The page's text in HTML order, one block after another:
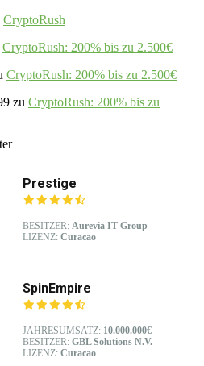
CryptoRush
CryptoRush: 200% bis zu 2.500€
CryptoRush: 200% bis zu 2.500€
zu CryptoRush: 200% bis zu
Prestige
BESITZER: Aurevia IT Group
LIZENZ: Curacao
SpinEmpire
JAHRESUMSATZ: 10.000.000€
BESITZER: GBL Solutions N.V.
LIZENZ: Curacao